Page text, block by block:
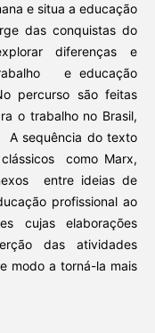
e situa a educação
das conquistas do
diferenças e
e educação
percurso são feitas
o trabalho no Brasil,
A sequência do texto
como Marx,
entre ideias de
profissional ao
cujas elaborações
das atividades
modo a torná-la mais